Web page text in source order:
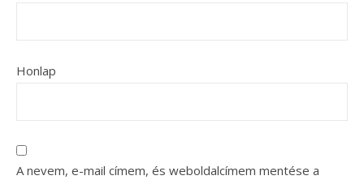
Honlap
A nevem, e-mail címem, és weboldalcímem mentése a